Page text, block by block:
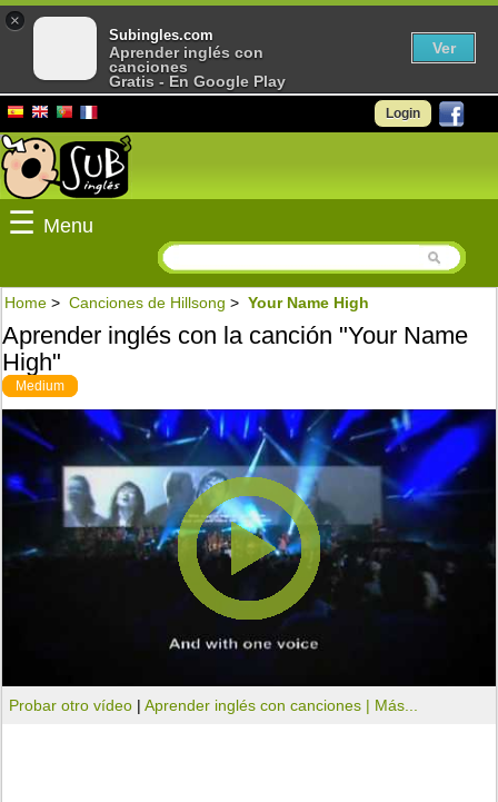
Login
☰ Menu
Home > Canciones de Hillsong > Your Name High
Aprender inglés con la canción "Your Name
High"
Medium
Probar otro vídeo |Aprender inglés con canciones | Más...
×
Subingles.com
Aprender inglés con
canciones
Gratis - En Google Play
Ver